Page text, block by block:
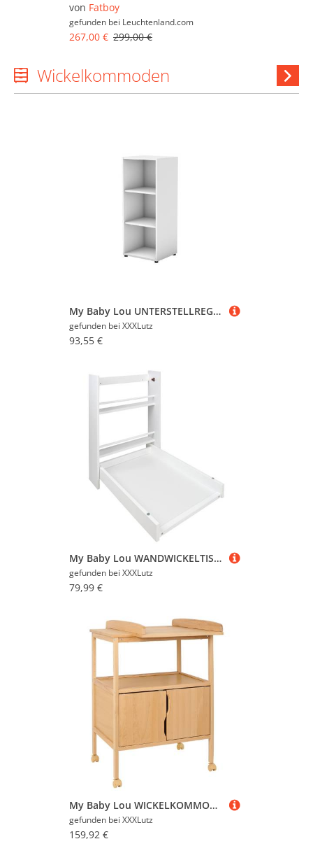
von Fatboy
gefunden bei Leuchtenland.com
267,00 € 299,00 €
Wickelkommoden
My Baby Lou UNTERSTELLREGAL Weiß 37x89x32 cm
gefunden bei XXXLutz
93,55 €
My Baby Lou WANDWICKELTISCH Weiß Hochglanz 78x78x56 cm
gefunden bei XXXLutz
79,99 €
My Baby Lou WICKELKOMMODE Natur 70x90x68 cm
gefunden bei XXXLutz
159,92 €